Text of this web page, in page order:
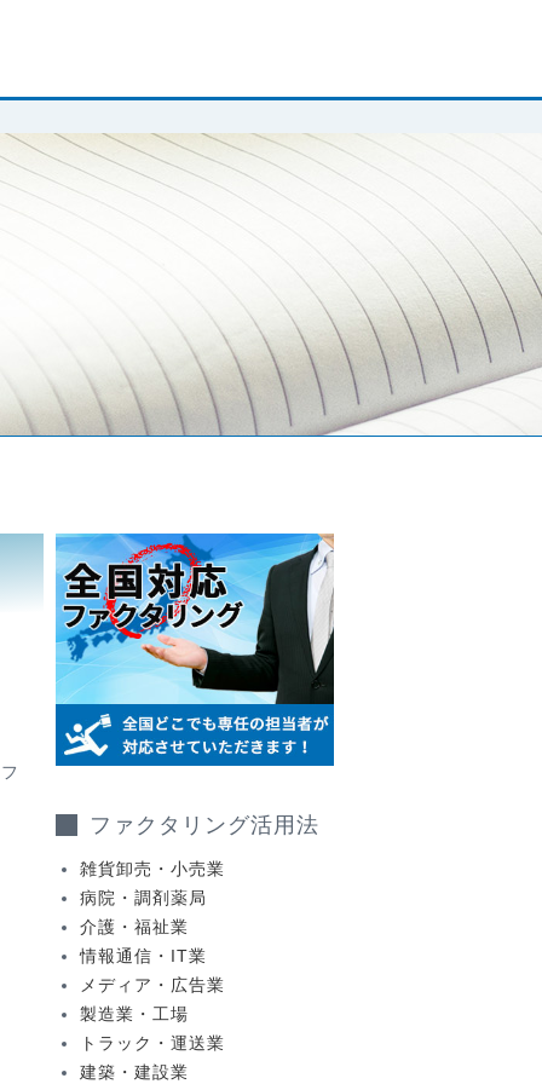
ファクタリング活用法
雑貨卸売・小売業
病院・調剤薬局
介護・福祉業
情報通信・IT業
メディア・広告業
製造業・工場
トラック・運送業
建築・建設業